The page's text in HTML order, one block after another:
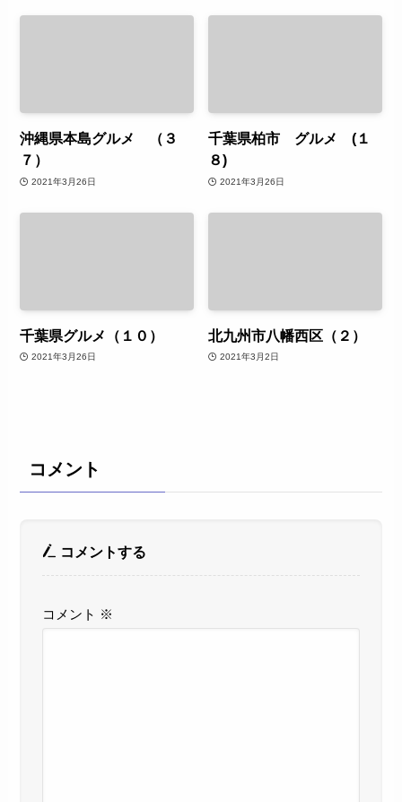
沖縄県本島グルメ （３
７）
2021年3月26日
千葉県柏市 グルメ (１
８)
2021年3月26日
千葉県グルメ（１０）
2021年3月26日
北九州市八幡西区（２）
2021年3月2日
コメント
コメントする
コメント ※